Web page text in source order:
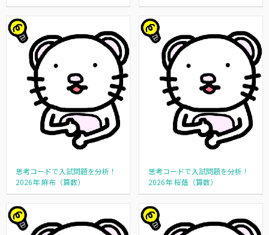
思考コードで入試問題を分析！
2026年 麻布（算数）
思考コードで入試問題を分析！
2026年 桜蔭（算数）